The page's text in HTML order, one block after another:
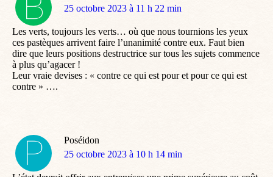
dit
25 octobre 2023 à 11 h 22 min
Les verts, toujours les verts… où que nous tournions les yeux
ces pastèques arrivent faire l’unanimité contre eux. Faut bien
dire que leurs positions destructrice sur tous les sujets commence
à plus qu’agacer !
Leur vraie devises : « contre ce qui est pour et pour ce qui est
contre » ….
Poséidon
dit
25 octobre 2023 à 10 h 14 min